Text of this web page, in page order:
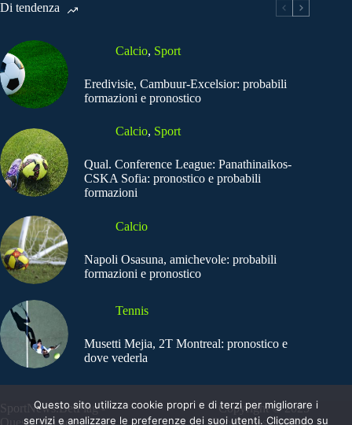
Di tendenza
Calcio, Sport
Eredivisie, Cambuur-Excelsior: probabili
formazioni e pronostico
Calcio, Sport
Qual. Conference League: Panathinaikos-
CSKA Sofia: pronostico e probabili
formazioni
Calcio
Napoli Osasuna, amichevole: probabili
formazioni e pronostico
Tennis
Musetti Mejia, 2T Montreal: pronostico e
dove vederla
SportNews.BetFlag -
Copyright © 2025
Questo sito utilizza cookie propri e di terzi per migliorare i
servizi e analizzare le preferenze dei suoi utenti. Cliccando su